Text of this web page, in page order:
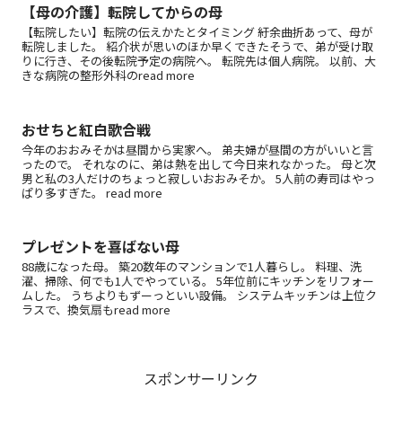
【母の介護】転院してからの母
【転院したい】転院の伝えかたとタイミング 紆余曲折あって、母が
転院しました。 紹介状が思いのほか早くできたそうで、弟が受け取
りに行き、その後転院予定の病院へ。 転院先は個人病院。 以前、大
きな病院の整形外科のread more
おせちと紅白歌合戦
今年のおおみそかは昼間から実家へ。 弟夫婦が昼間の方がいいと言
ったので。 それなのに、弟は熱を出して今日来れなかった。 母と次
男と私の3人だけのちょっと寂しいおおみそか。 5人前の寿司はやっ
ぱり多すぎた。 read more
プレゼントを喜ばない母
88歳になった母。 築20数年のマンションで1人暮らし。 料理、洗
濯、掃除、何でも1人でやっている。 5年位前にキッチンをリフォー
ムした。 うちよりもずーっといい設備。 システムキッチンは上位ク
ラスで、換気扇もread more
スポンサーリンク